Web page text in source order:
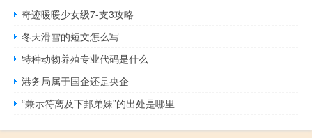
奇迹暖暖少女级7-支3攻略
冬天滑雪的短文怎么写
特种动物养殖专业代码是什么
港务局属于国企还是央企
“兼示符离及下邽弟妹”的出处是哪里